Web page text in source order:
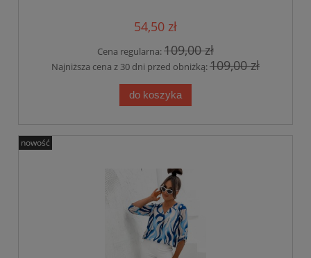
54,50 zł
Cena regularna:109,00 zł
Najniższa cena z 30 dni przed obniżką:109,00 zł
do koszyka
nowość